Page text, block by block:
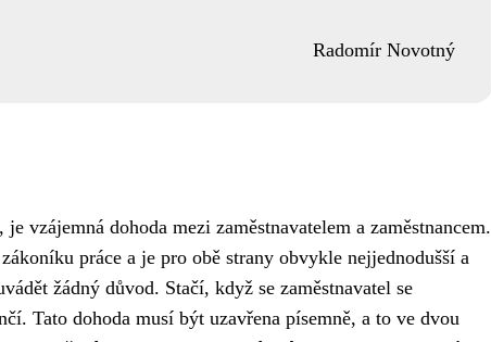
Radomír Novotný
vzájemná dohoda mezi zaměstnavatelem a zaměstnancem.
práce a je pro obě strany obvykle nejjednodušší a
žádný důvod. Stačí, když se zaměstnavatel se
Tato dohoda musí být uzavřena písemně, a to ve dvou